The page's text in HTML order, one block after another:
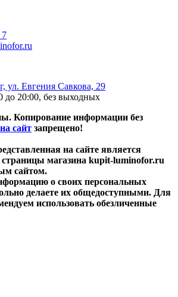
7
ул. Евгения Савкова, 29
до 20:00, без выходных
Копирование информации без
сайт запрещено!
на сайте является
страницы магазина kupit-luminofor.ru
сайтом.
о своих персональных
делаете их общедоступными. Для
использовать обезличенные